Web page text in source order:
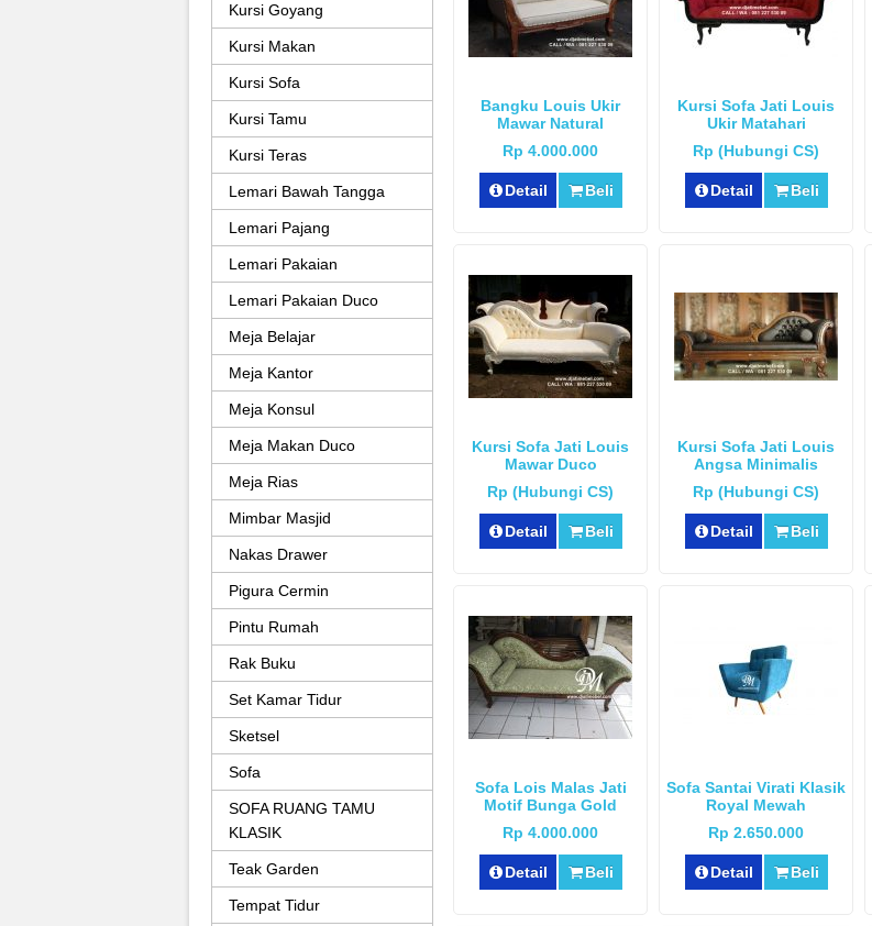
Bangku Louis Ukir
Mawar Natural
Rp 4.000.000
Detail Beli
Kursi Sofa Jati Louis
Ukir Matahari
Rp (Hubungi CS)
Detail Beli
Kursi Sofa Jati Louis
Mawar Duco
Rp (Hubungi CS)
Detail Beli
Kursi Sofa Jati Louis
Angsa Minimalis
Rp (Hubungi CS)
Detail Beli
Sofa Lois Malas Jati
Motif Bunga Gold
Rp 4.000.000
Detail Beli
Sofa Santai Virati Klasik
Royal Mewah
Rp 2.650.000
Detail Beli
Kursi Goyang
Kursi Makan
Kursi Sofa
Kursi Tamu
Kursi Teras
Lemari Bawah Tangga
Lemari Pajang
Lemari Pakaian
Lemari Pakaian Duco
Meja Belajar
Meja Kantor
Meja Konsul
Meja Makan Duco
Meja Rias
Mimbar Masjid
Nakas Drawer
Pigura Cermin
Pintu Rumah
Rak Buku
Set Kamar Tidur
Sketsel
Sofa
SOFA RUANG TAMU
KLASIK
Teak Garden
Tempat Tidur